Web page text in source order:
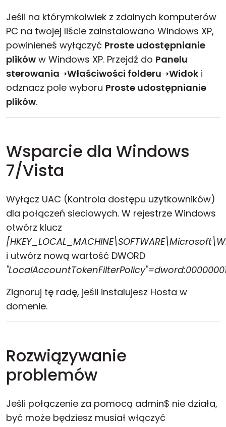
Jeśli na którymkolwiek z zdalnych komputerów
PC na twojej liście zainstalowano Windows XP,
powinieneś wyłączyć Proste udostępnianie
plików w Windows XP. Przejdź do Panelu
sterowania➝Właściwości folderu➝Widok i
odznacz pole wyboru Proste udostępnianie
plików.
Wsparcie dla Windows
7/Vista
Wyłącz UAC (Kontrola dostępu użytkowników)
dla połączeń sieciowych. W rejestrze Windows
otwórz klucz
i utwórz nową wartość DWORD
Zignoruj tę radę, jeśli instalujesz Hosta w
domenie.
Rozwiązywanie
problemów
Jeśli połączenie za pomocą admin$ nie działa,
być może będziesz musiał włączyć